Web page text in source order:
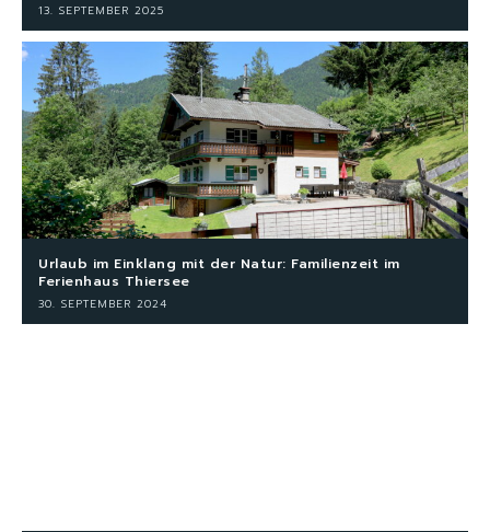
13. SEPTEMBER 2025
Urlaub im Einklang mit der Natur: Familienzeit im
Ferienhaus Thiersee
30. SEPTEMBER 2024